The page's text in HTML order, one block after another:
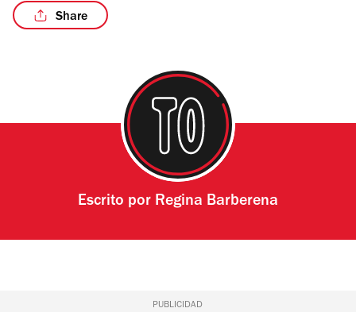
Share
Escrito por Regina Barberena
PUBLICIDAD